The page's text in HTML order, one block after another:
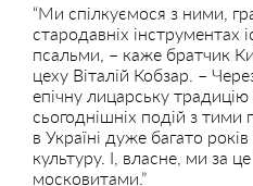
“Ми спілкуємося з ними,
стародавніх інструментах
псальми, – каже братчик
цеху Віталій Кобзар. –
епічну лицарську традицію
сьогоднішніх подій з тими
в Україні дуже багато
культуру. І, власне, ми за
московитами.”